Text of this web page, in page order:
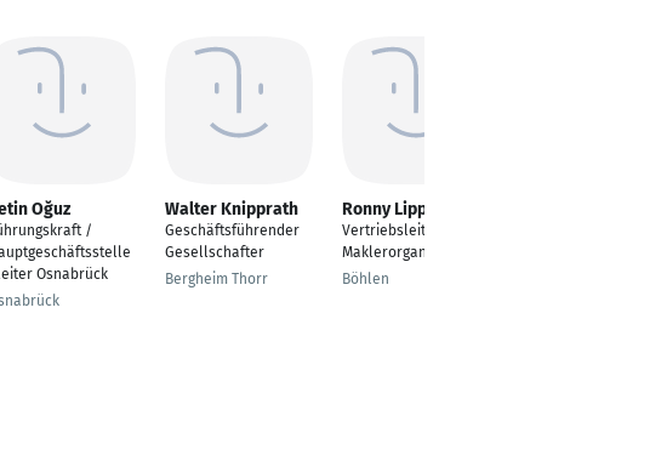
Oğuz
/
Osnabrück
Walter Knipprath
Geschäftsführender
Gesellschafter
Bergheim Thorr
Ronny Lippmann
Vertriebsleiter
Maklerorganisation
Böhlen